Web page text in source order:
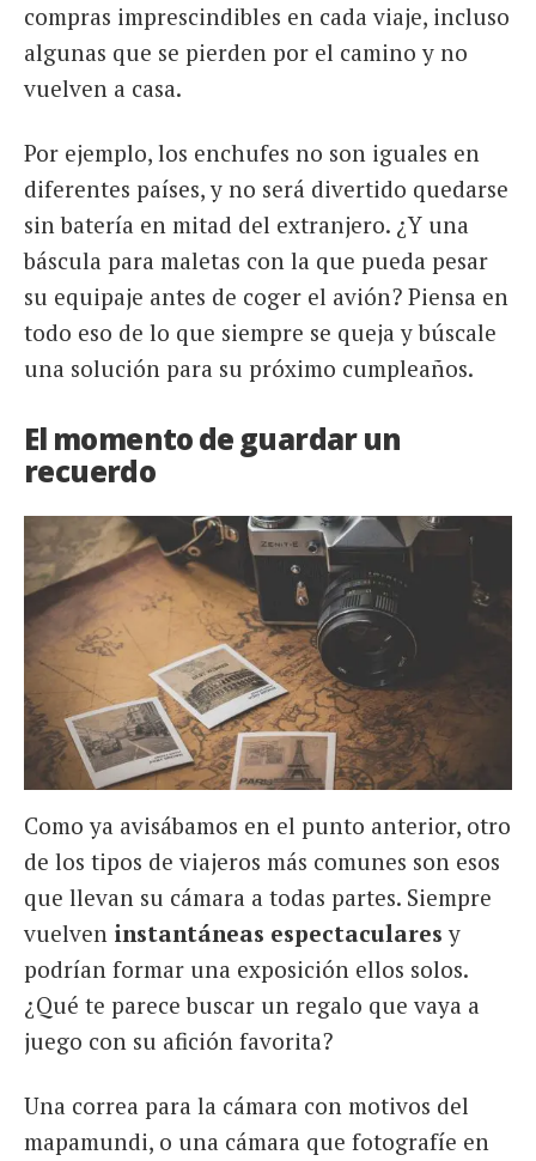
compras imprescindibles en cada viaje, incluso
algunas que se pierden por el camino y no
vuelven a casa.
Por ejemplo, los enchufes no son iguales en
diferentes países, y no será divertido quedarse
sin batería en mitad del extranjero. ¿Y una
báscula para maletas con la que pueda pesar
su equipaje antes de coger el avión? Piensa en
todo eso de lo que siempre se queja y búscale
una solución para su próximo cumpleaños.
El momento de guardar un
recuerdo
Como ya avisábamos en el punto anterior, otro
de los tipos de viajeros más comunes son esos
que llevan su cámara a todas partes. Siempre
vuelven instantáneas espectaculares y
podrían formar una exposición ellos solos.
¿Qué te parece buscar un regalo que vaya a
juego con su afición favorita?
Una correa para la cámara con motivos del
mapamundi, o una cámara que fotografíe en